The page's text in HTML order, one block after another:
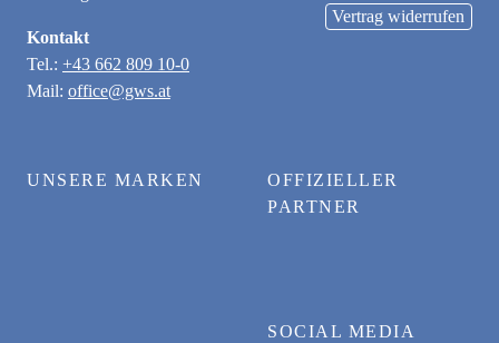
Kontakt
Tel.: +43 662 809 10-0
Mail: office@gws.at
Vertrag widerrufen
UNSERE MARKEN
OFFIZIELLER
PARTNER
SOCIAL MEDIA